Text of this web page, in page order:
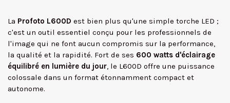
La Profoto L600D est bien plus qu'une simple torche LED ;
c'est un outil essentiel conçu pour les professionnels de
l'image qui ne font aucun compromis sur la performance,
la qualité et la rapidité. Fort de ses 600 watts d'éclairage
équilibré en lumière du jour, le L600D offre une puissance
colossale dans un format étonnamment compact et
autonome.